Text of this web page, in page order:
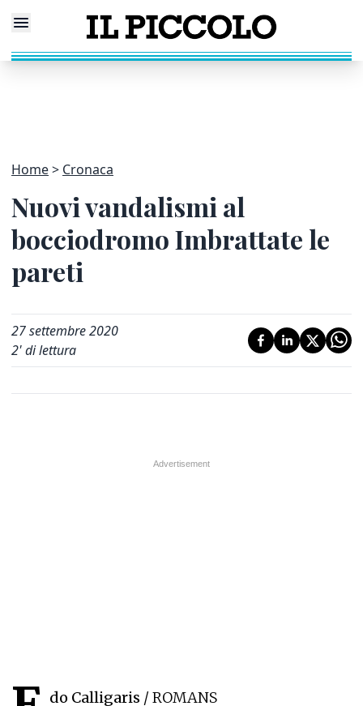
Home Cronaca
Nuovi vandalismi al
bocciodromo Imbrattate le
pareti
27 settembre 2020
2' di lettura
do Calligaris / ROMANS